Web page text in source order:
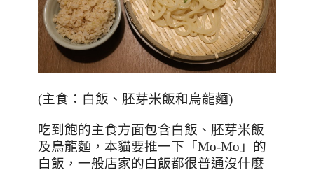
(主食：白飯、胚芽米飯和烏龍麵)
吃到飽的主食方面包含白飯、胚芽米飯
及烏龍麵，本貓要推一下「 Mo-Mo 」的
白飯，一般店家的白飯都很普通沒什麼